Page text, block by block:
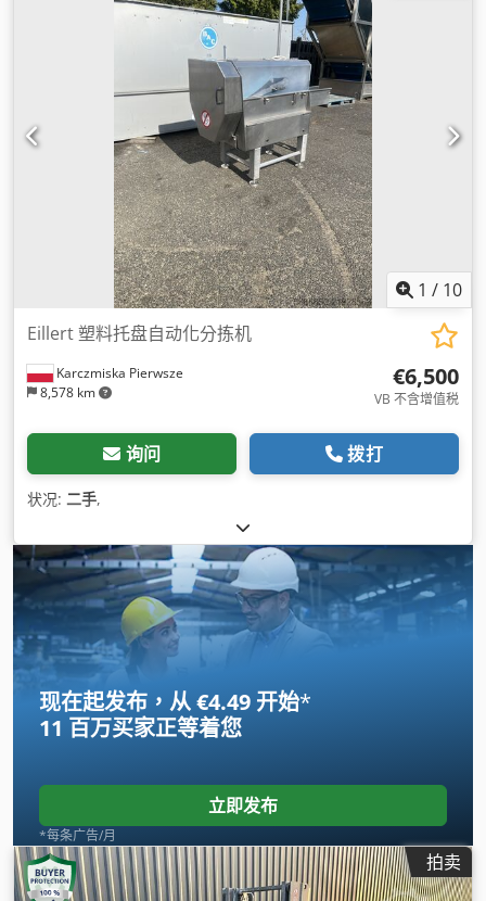
1 / 10
Karczmiska Pierwsze
8,578 km
Eillert 塑料托盘自动化分拣机
€6,500
VB 不含增值税
询问 拨打
状况: 二手,
现在起发布，从 €4.49 开始*
11 百万买家正等着您
立即发布
*每条广告/月
拍卖